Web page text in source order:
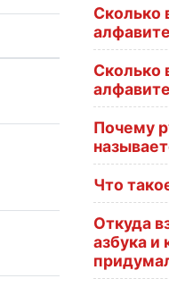
Сколько
Сколько
Почему
Что
Откуда
азбука и